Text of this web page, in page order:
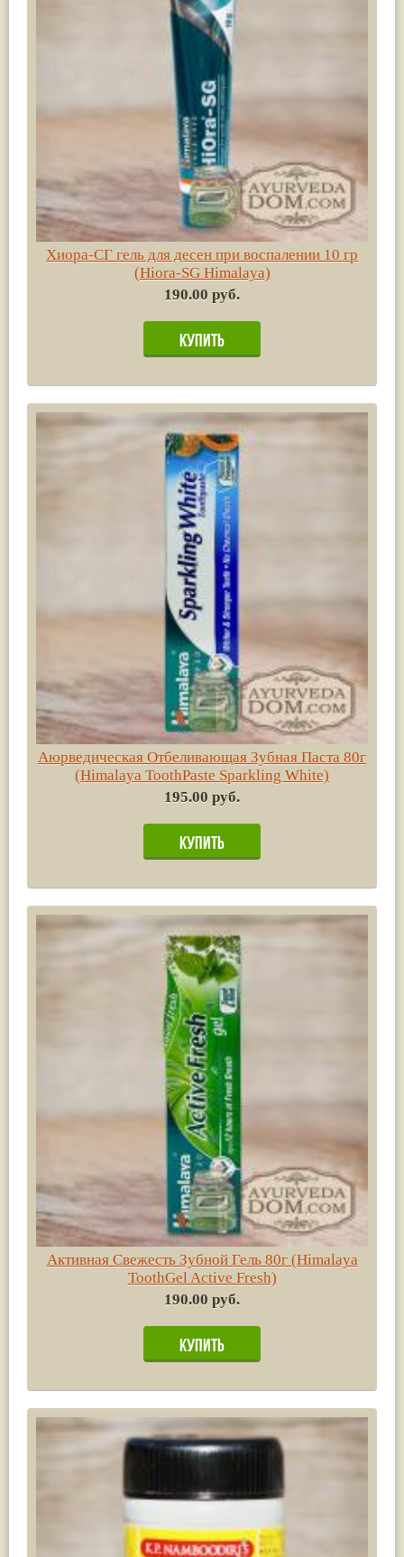
Хиора-СГ гель для десен при воспалении 10 гр
(Hiora-SG Himalaya)
190.00 руб.
Аюрведическая Отбеливающая Зубная Паста 80г
(Himalaya ToothPaste Sparkling White)
195.00 руб.
Активная Свежесть Зубной Гель 80г (Himalaya
ToothGel Active Fresh)
190.00 руб.